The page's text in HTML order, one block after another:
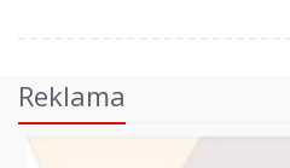
Reklama